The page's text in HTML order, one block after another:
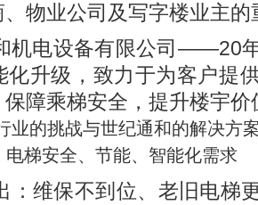
物业公司及写字楼业主的
机电设备有限公司——20
化升级，致力于为客户提
障乘梯安全，提升楼宇价
业的挑战与世纪通和的解决方
电梯安全、节能、智能化需求
：维保不到位、老旧电梯